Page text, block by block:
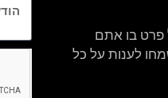
פרט בו אתם
לענות על כל